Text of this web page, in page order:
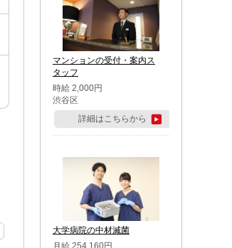
マンションの受付・案内ス
タッフ
時給 2,000円
渋谷区
詳細はこちらから
大学病院の中材滅菌
月給 254,160円